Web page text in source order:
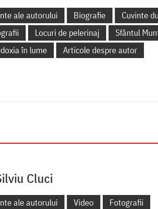
ale autorului Biografie
Cuvinte
Locuri de pelerinaj
Sfântul
în lume
Articole despre autor
Cluci
ale autorului Video
Fotografii